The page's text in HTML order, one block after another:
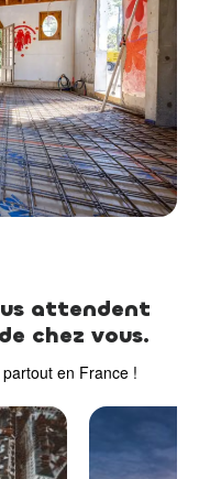
attendent
chez vous.
en France !